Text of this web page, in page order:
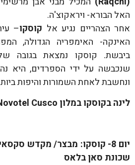
האל הבורא- ויראקוצ'ה.
אחר הצהריים נגיע אל קוסקו–
האינקה- האימפריה הגדולה,
שנכבשה על ידי הספרדים, היא
ונחשבת לאחת השמורות והיפות
לינה בקוסקו במלון Cusco
יום 8- קוסקו: מבצר/ מקדש
שכונת סאן בלאס